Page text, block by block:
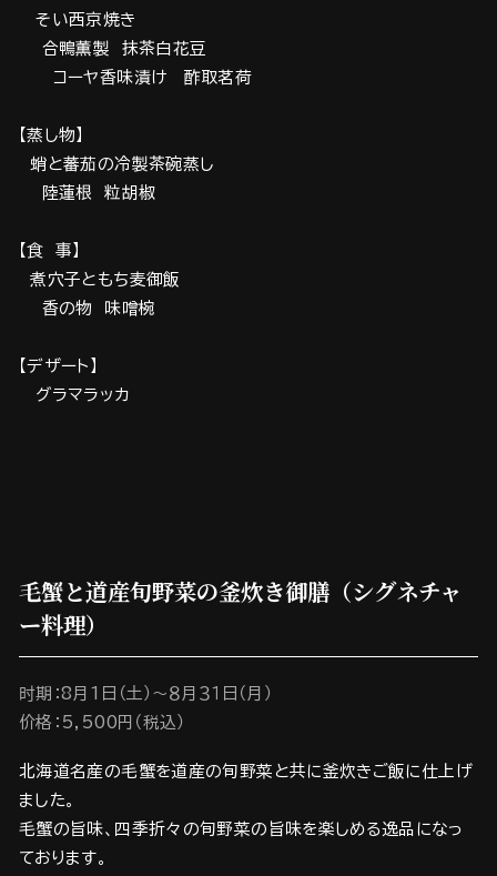
そい西京焼き
合鴨薫製 抹茶白花豆
コーヤ香味漬け 酢取茗荷
【蒸し物】
蛸と蕃茄の冷製茶碗蒸し
陸蓮根 粒胡椒
【食 事】
煮穴子ともち麦御飯
香の物 味噌椀
【デザート】
グラマラッカ
毛蟹と道産旬野菜の釜炊き御膳（シグネチャ
ー料理）
时期：8月1日（土）～８月３１日（月）
价格：5,500円（税込）
北海道名産の毛蟹を道産の旬野菜と共に釜炊きご飯に仕上げ
ました。
毛蟹の旨味、四季折々の旬野菜の旨味を楽しめる逸品になっ
ております。